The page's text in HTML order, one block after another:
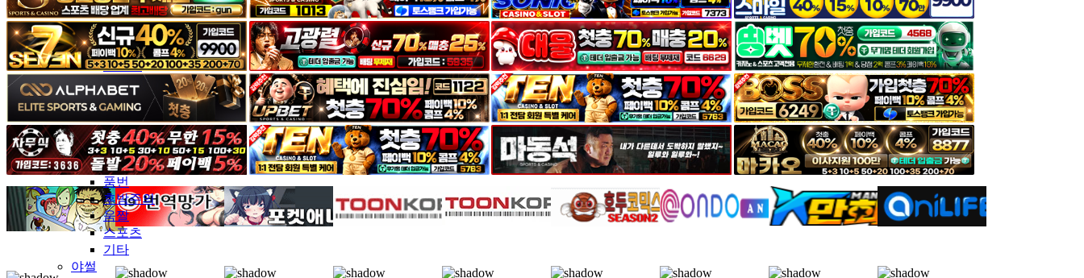
유머&감동
포토&영상
일반인
연예인
서양
그라비아
코스프레
BJ
품번
후방주의
움짤
스포츠
기타
야썰